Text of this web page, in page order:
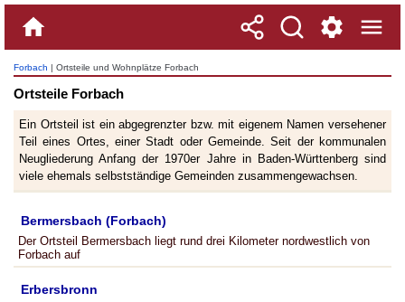
Forbach | Ortsteile und Wohnplätze Forbach
Ortsteile Forbach
Ein Ortsteil ist ein abgegrenzter bzw. mit eigenem Namen versehener
Teil eines Ortes, einer Stadt oder Gemeinde. Seit der kommunalen
Neugliederung Anfang der 1970er Jahre in Baden-Württenberg sind
viele ehemals selbstständige Gemeinden zusammengewachsen.
Bermersbach (Forbach)
Der Ortsteil Bermersbach liegt rund drei Kilometer nordwestlich von
Forbach auf
Erbersbronn